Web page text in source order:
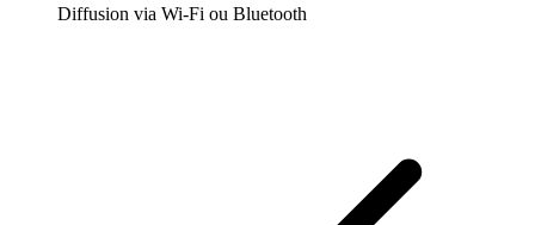
Diffusion via Wi-Fi ou Bluetooth